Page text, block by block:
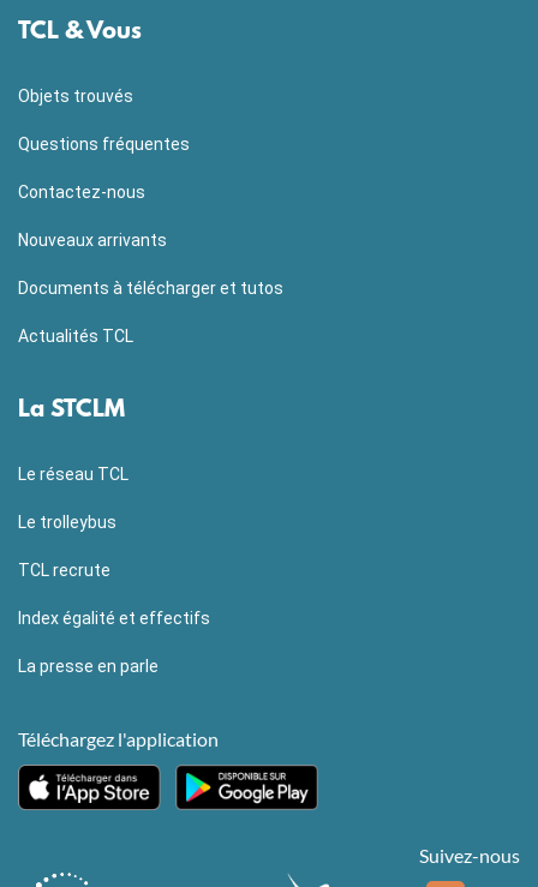
TCL & Vous
Objets trouvés
Questions fréquentes
Contactez-nous
Nouveaux arrivants
Documents à télécharger et tutos
Actualités TCL
La STCLM
Le réseau TCL
Le trolleybus
TCL recrute
Index égalité et effectifs
La presse en parle
Téléchargez l'application
Suivez-nous